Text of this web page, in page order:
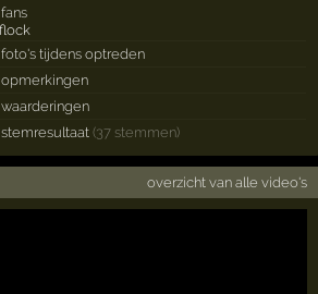
fans
foto's tijdens optreden
opmerkingen
waarderingen
stemresultaat (37 stemmen)
overzicht van alle video's